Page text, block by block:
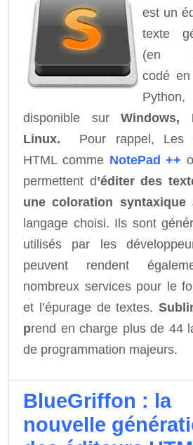
est un
texte
(en
codé
Python,
disponible sur Windows,
Linux. Pour rappel, Les
HTML comme NotePad ++
permettent d’éditer des
une coloration syntaxique
langage choisi. Ils sont
utilisés par les
peuvent rendent
nombreux services pour le
et l’épurage de textes.
prend en charge plus de 44
de programmation majeurs.
BlueGriffon : la
nouvelle